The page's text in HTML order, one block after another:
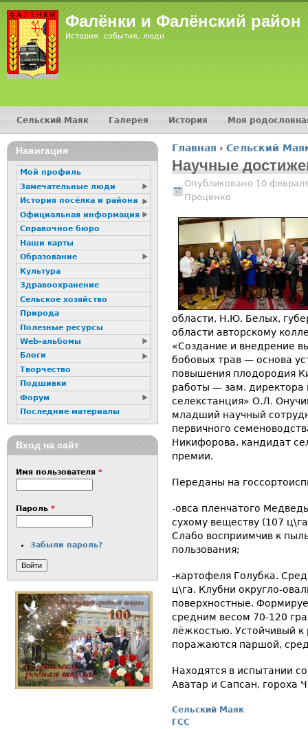
Фалёнки и Фалёнский район
История, события, люди
Вы здесь
Главная › Сельский
Научные
Опубликовано 10
Проценко
области, Н.Ю. Белых,
области авторскому
«Создание и внедрение
бобовых трав — основа
повышения плодородия
работы — зам. директора
селекстанция» О.Л.
младший научный
первичного
Никифорова, кандидат
премии.
Переданы на
-овса пленчатого
сухому веществу (107
Слабо восприимчив к
пользования;
-картофеля Голубка.
ц\га. Клубни округло-
поверхностные.
средним весом 70-120
лёжкостью. Устойчивый к
поражаются паршой,
Находятся в испытании
Аватар и Сапсан, гороха
Сельский Маяк
ГСС
Главное меню
Сельский Маяк Галерея История Моя
16+
Навигация
Мой профиль
Замечательные люди
История посёлка и района
Официальная информация
Справочное бюро
Наши карты
Образование
Культура
Здравоохранение
Сельское хозяйство
Природа
Полезные ресурсы
Web-альбомы
Блоги
Творчество
Подшивки
Форум
Последние материалы
Вход на сайт
Имя пользователя *
Пароль *
Забыли пароль?